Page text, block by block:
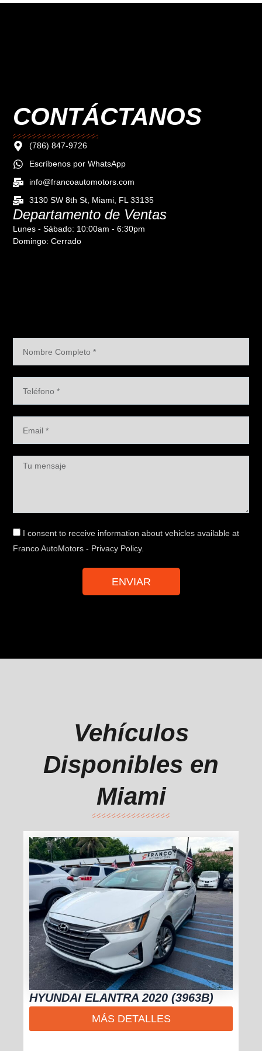
CONTÁCTANOS
(786) 847-9726
Escríbenos por WhatsApp
info@francoautomotors.com
3130 SW 8th St, Miami, FL 33135
Departamento de Ventas
Lunes - Sábado: 10:00am - 6:30pm
Domingo: Cerrado
Completo
Mensaje
opt-
in
I consent to receive information about vehicles available at
Franco AutoMotors - Privacy Policy.
ENVIAR
Vehículos
Disponibles en
Miami
HYUNDAI ELANTRA 2020 (3963B)
MÁS DETALLES